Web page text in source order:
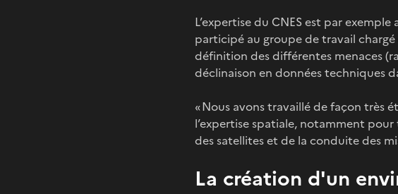
L’expertise du CNES est par
participé au groupe de travail chargé
définition des différentes menaces
déclinaison en données techniques
« Nous avons travaillé de façon très
l’expertise spatiale, notamment
des satellites et de la conduite des
La création d'un